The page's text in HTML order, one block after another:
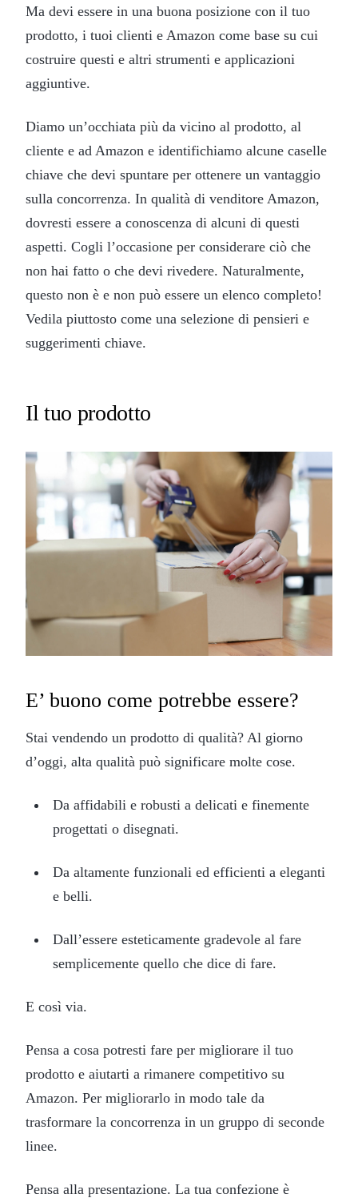
Ma devi essere in una buona posizione con il tuo
prodotto, i tuoi clienti e Amazon come base su cui
costruire questi e altri strumenti e applicazioni
aggiuntive.
Diamo un’occhiata più da vicino al prodotto, al
cliente e ad Amazon e identifichiamo alcune caselle
chiave che devi spuntare per ottenere un vantaggio
sulla concorrenza. In qualità di venditore Amazon,
dovresti essere a conoscenza di alcuni di questi
aspetti. Cogli l’occasione per considerare ciò che
non hai fatto o che devi rivedere. Naturalmente,
questo non è e non può essere un elenco completo!
Vedila piuttosto come una selezione di pensieri e
suggerimenti chiave.
Il tuo prodotto
E’ buono come potrebbe essere?
Stai vendendo un prodotto di qualità? Al giorno
d’oggi, alta qualità può significare molte cose.
Da affidabili e robusti a delicati e finemente
progettati o disegnati.
Da altamente funzionali ed efficienti a eleganti
e belli.
Dall’essere esteticamente gradevole al fare
semplicemente quello che dice di fare.
E così via.
Pensa a cosa potresti fare per migliorare il tuo
prodotto e aiutarti a rimanere competitivo su
Amazon. Per migliorarlo in modo tale da
trasformare la concorrenza in un gruppo di seconde
linee.
Pensa alla presentazione. La tua confezione è